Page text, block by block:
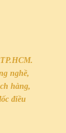
nghề,
hàng,
điều